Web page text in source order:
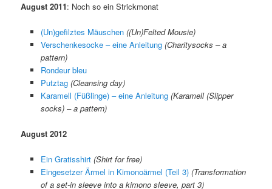
August 2011: Noch so ein Strickmonat
(Un)gefilztes Mäuschen ((Un)Felted Mousie)
Verschenkesocke – eine Anleitung (Charitysocks – a
pattern)
Rondeur bleu
Putztag (Cleansing day)
Karamell (Füßlinge) – eine Anleitung (Karamell (Slipper
socks) – a pattern)
August 2012
Ein Gratisshirt (Shirt for free)
Eingesetzer Ärmel in Kimonoärmel (Teil 3) (Transformation
of a set-in sleeve into a kimono sleeve, part 3)